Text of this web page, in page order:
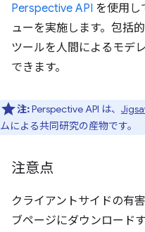
Perspective API を使用し
ューを実施します。包括
ツールを人間によるモデ
できます。
注:Perspective API は、
ムによる共同研究の産物です。
注意点
クライアントサイドの有
ブページにダウンロード